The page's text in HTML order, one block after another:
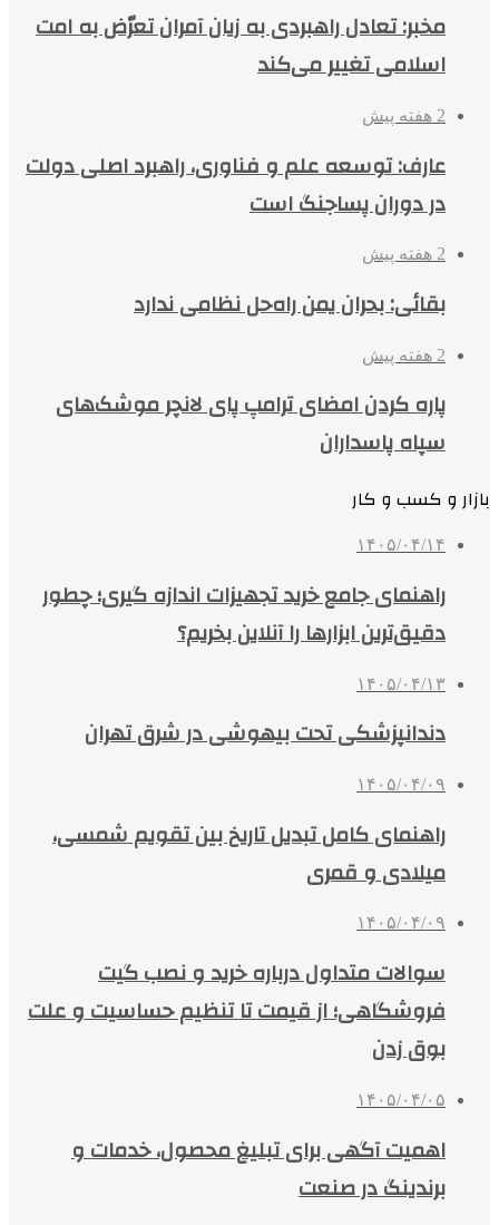
مخبر: تعادل راهبردی به زیان آمران تعرّض به امت
اسلامی تغییر می‌کند
2 هفته پیش
عارف: توسعه علم و فناوری، راهبرد اصلی دولت
در دوران پساجنگ است
2 هفته پیش
بقائی: بحران یمن راه‌حل نظامی ندارد
2 هفته پیش
پاره کردن امضای ترامپ پای لانچر موشک‌های
سپاه پاسداران
بازار و کسب و کار
۱۴۰۵/۰۴/۱۴
راهنمای جامع خرید تجهیزات اندازه گیری؛ چطور
دقیق‌ترین ابزارها را آنلاین بخریم؟
۱۴۰۵/۰۴/۱۳
دندانپزشکی تحت بیهوشی در شرق تهران
۱۴۰۵/۰۴/۰۹
راهنمای کامل تبدیل تاریخ بین تقویم شمسی،
میلادی و قمری
۱۴۰۵/۰۴/۰۹
سوالات متداول درباره خرید و نصب گیت
فروشگاهی؛ از قیمت تا تنظیم حساسیت و علت
بوق زدن
۱۴۰۵/۰۴/۰۵
اهمیت آگهی برای تبلیغ محصول، خدمات و
برندینگ در صنعت